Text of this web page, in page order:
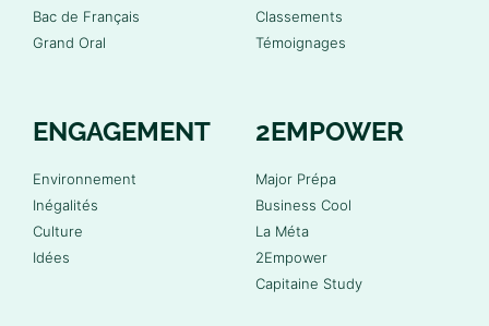
Bac de Français
Grand Oral
Classements
Témoignages
ENGAGEMENT
Environnement
Inégalités
Culture
Idées
2EMPOWER
Major Prépa
Business Cool
La Méta
2Empower
Capitaine Study